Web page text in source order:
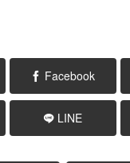
Facebook
LINE